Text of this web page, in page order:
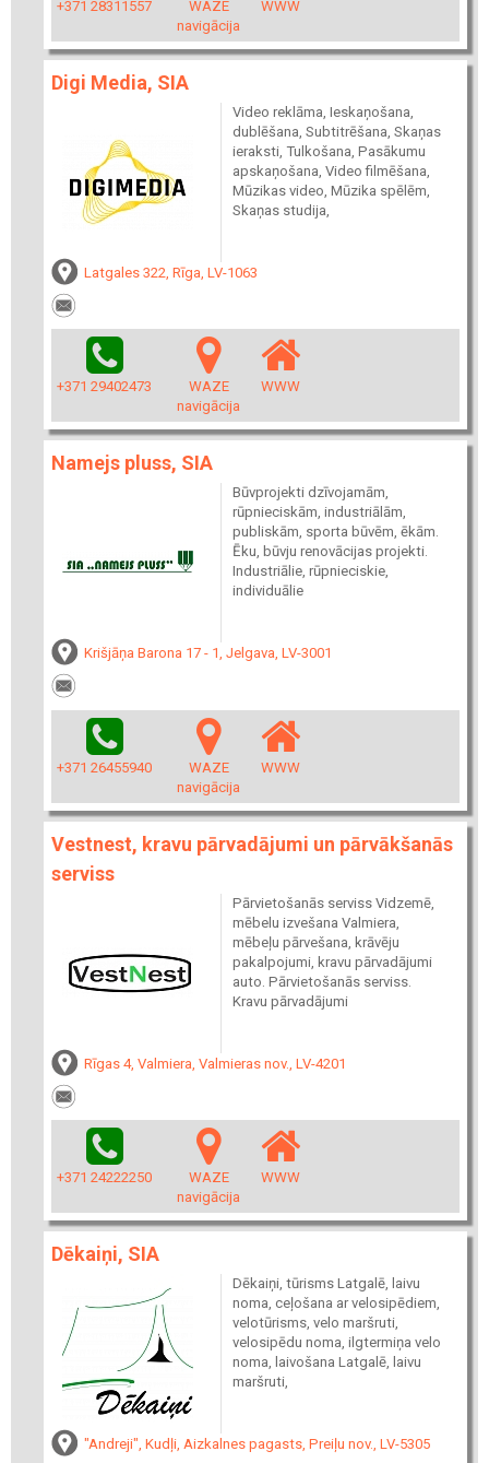
+371 28311557
WAZE
navigācija
WWW
Digi Media, SIA
Video reklāma, Ieskaņošana,
dublēšana, Subtitrēšana, Skaņas
ieraksti, Tulkošana, Pasākumu
apskaņošana, Video filmēšana,
Mūzikas video, Mūzika spēlēm,
Skaņas studija,
Latgales 322, Rīga, LV-1063
+371 29402473
WAZE
navigācija
WWW
Namejs pluss, SIA
Būvprojekti dzīvojamām,
rūpnieciskām, industriālām,
publiskām, sporta būvēm, ēkām.
Ēku, būvju renovācijas projekti.
Industriālie, rūpnieciskie,
individuālie
Krišjāņa Barona 17 - 1, Jelgava, LV-3001
+371 26455940
WAZE
navigācija
WWW
Vestnest, kravu pārvadājumi un pārvākšanās
serviss
Pārvietošanās serviss Vidzemē,
mēbelu izvešana Valmiera,
mēbeļu pārvešana, krāvēju
pakalpojumi, kravu pārvadājumi
auto. Pārvietošanās serviss.
Kravu pārvadājumi
Rīgas 4, Valmiera, Valmieras nov., LV-4201
+371 24222250
WAZE
navigācija
WWW
Dēkaiņi, SIA
Dēkaiņi, tūrisms Latgalē, laivu
noma, ceļošana ar velosipēdiem,
velotūrisms, velo maršruti,
velosipēdu noma, ilgtermiņa velo
noma, laivošana Latgalē, laivu
maršruti,
"Andreji", Kudļi, Aizkalnes pagasts, Preiļu nov., LV-5305